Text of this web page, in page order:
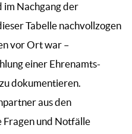
im Nachgang der
Tabelle nachvollzogen
vor Ort war –
einer Ehrenamts-
dokumentieren.
aus den
und Notfälle